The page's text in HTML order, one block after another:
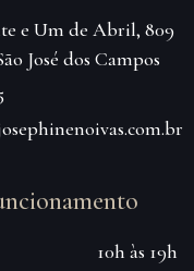
e Um de Abril, 809
José dos Campos
10h às 19h